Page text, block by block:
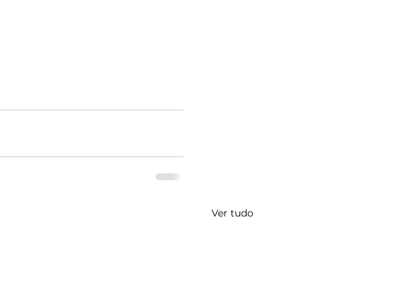
Ver tudo